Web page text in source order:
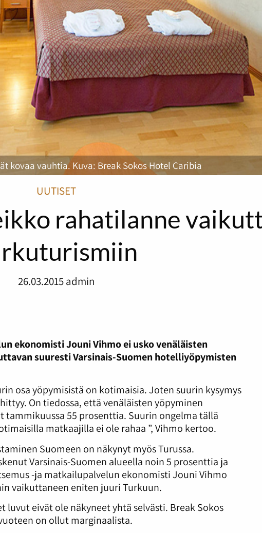
kovaa vauhtia. Kuva: Break Sokos Hotel Caribia
UUTISET
rahatilanne
26.03.2015admin
ekonomisti Jouni Vihmo ei usko venäläisten
suuresti Varsinais-Suomen hotelliyöpymisten
osa yöpymisistä on kotimaisia. Joten suurin kysymys
On tiedossa, että venäläisten yöpyminen
tammikuussa 55 prosenttia. Suurin ongelma tällä
matkaajilla ei ole rahaa ”, Vihmo kertoo.
Suomeen on näkynyt myös Turussa.
Varsinais-Suomen alueella noin 5 prosenttia ja
-ja matkailupalvelun ekonomisti Jouni Vihmo
vaikuttaneen eniten juuri Turkuun.
eivät ole näkyneet yhtä selvästi. Break Sokos
on ollut marginaalista.